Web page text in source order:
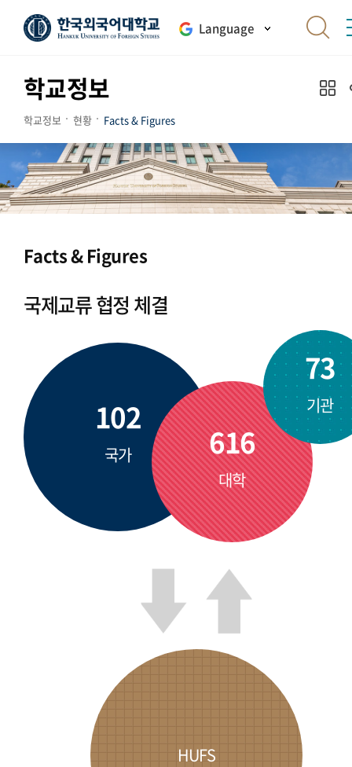
Language
학교정보
학교정보 현황 Facts & Figures
Facts & Figures
국제교류 협정 체결
102
국가 616
대학
73
기관
HUFS